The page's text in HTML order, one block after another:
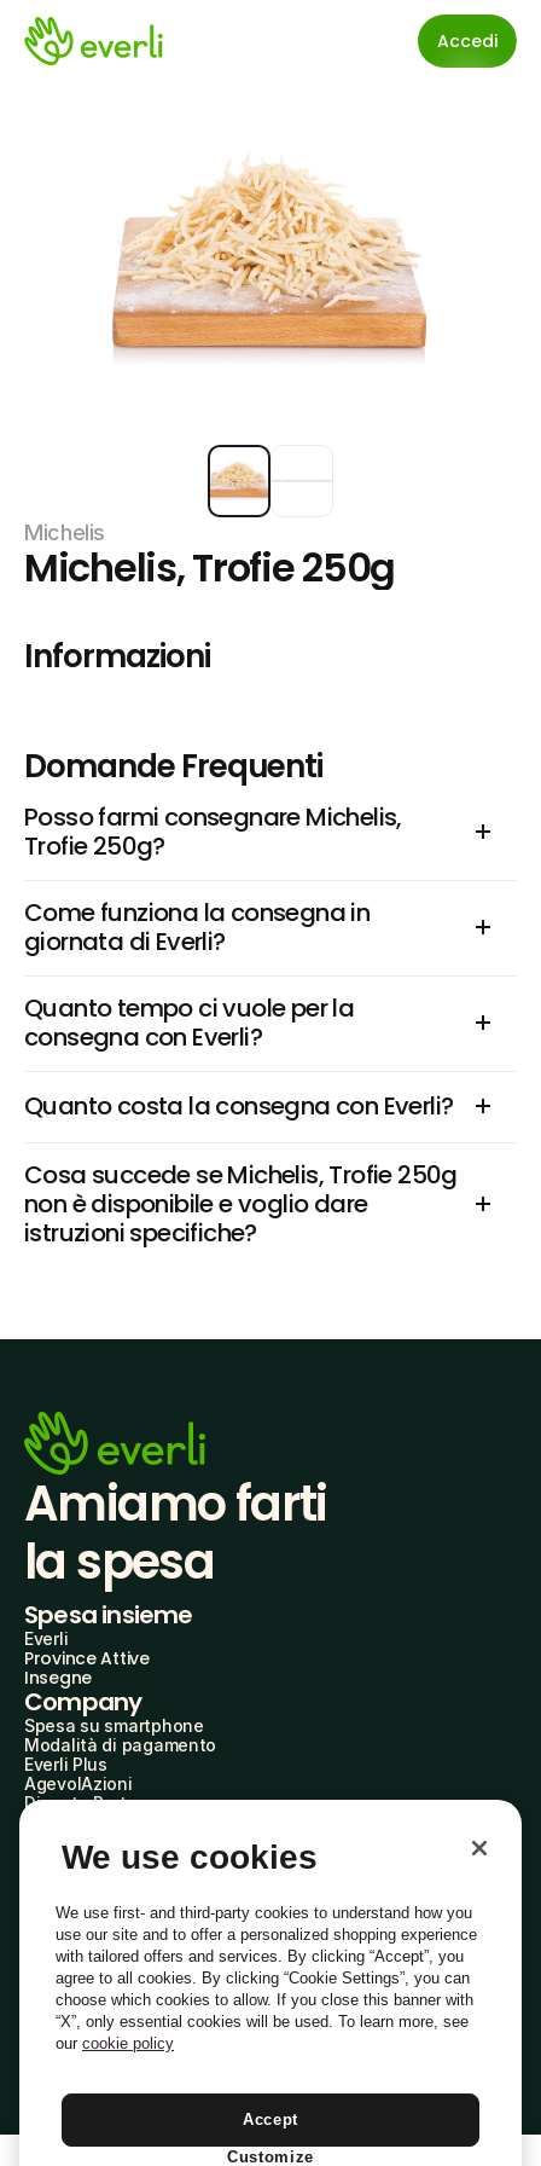
Accedi
Michelis
Michelis, Trofie 250g
Informazioni
Domande Frequenti
Posso farmi consegnare Michelis,
Trofie 250g?
Come funziona la consegna in
giornata di Everli?
Quanto tempo ci vuole per la
consegna con Everli?
Quanto costa la consegna con Everli?
Cosa succede se Michelis, Trofie 250g
non è disponibile e voglio dare
istruzioni specifiche?
Amiamo farti
la spesa
Spesa insieme
Everli
Province Attive
Insegne
Company
Spesa su smartphone
Modalità di pagamento
Everli Plus
AgevolAzioni
Diventa Partner
Everli Shoppers
About Us
Everli News
Domande frequenti
Lavora con noi
Diventa Shopper
Investitori
PrivacyCookiePreferenze Cookie
Termini e CondizioniCodice Etico
Indirizzo PEC: everli@pec.it - indirizzo DPO: dpo@everli.com
Italiano
We use cookies
We use first- and third-party cookies to understand how you
use our site and to offer a personalized shopping experience
with tailored offers and services. By clicking “Accept”, you
agree to all cookies. By clicking “Cookie Settings”, you can
choose which cookies to allow. If you close this banner with
“X”, only essential cookies will be used. To learn more, see
our cookie policy
Accept
Customize